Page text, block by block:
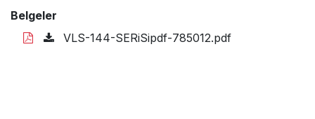
Belgeler
VLS-144-SERiSipdf-785012.pdf